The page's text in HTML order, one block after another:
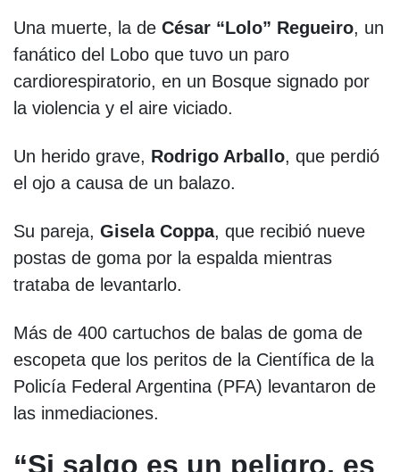
Una muerte, la de César “Lolo” Regueiro, un
fanático del Lobo que tuvo un paro
cardiorespiratorio, en un Bosque signado por
la violencia y el aire viciado.
Un herido grave, Rodrigo Arballo, que perdió
el ojo a causa de un balazo.
Su pareja, Gisela Coppa, que recibió nueve
postas de goma por la espalda mientras
trataba de levantarlo.
Más de 400 cartuchos de balas de goma de
escopeta que los peritos de la Científica de la
Policía Federal Argentina (PFA) levantaron de
las inmediaciones.
“Si salgo es un peligro, es